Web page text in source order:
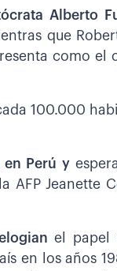
Alberto
que
como
100.000
en Perú y
AFP Jeanette
el papel
en los años